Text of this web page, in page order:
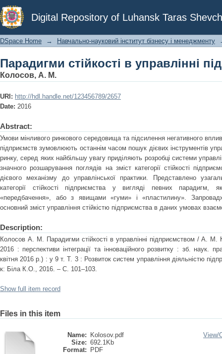
Digital Repository of Luhansk Taras
Парадигми стійкості в управлінні
DSpace Home → Навчально-науковий інститут бізнесу і менеджменту
Парадигми стійкості в управлінні
Колосов, А. М.
URI: http://hdl.handle.net/123456789/2657
Date: 2016
Abstract:
Умови мінливого ринкового середовища та підсилення негативного
підприємств зумовлюють останнім часом пошук дієвих інструментів
ринку, серед яких найбільшу увагу приділяють розробці системи
значного розшарування поглядів на зміст категорії стійкості
дієвого механізму до управлінської практики. Представлено
категорії стійкості підприємства у вигляді певних
«передбачення», або з явищами «гуми» і «пластилину».
основний зміст управління стійкістю підприємства в даних умовах
Description:
Колосов А. М. Парадигми стійкості в управлінні підприємством / А.
2016 : перспективи інтеграції та інноваційного розвитку : зб. наук.
квітня 2016 р.) : у 9 т. Т. 3 : Розвиток систем управління діяльністю
к: Біла К.О., 2016. – С. 101–103.
Show full item record
Files in this item
Name:
Kolosov.pdf
Size: 692.1Kb
Format:
PDF
View/